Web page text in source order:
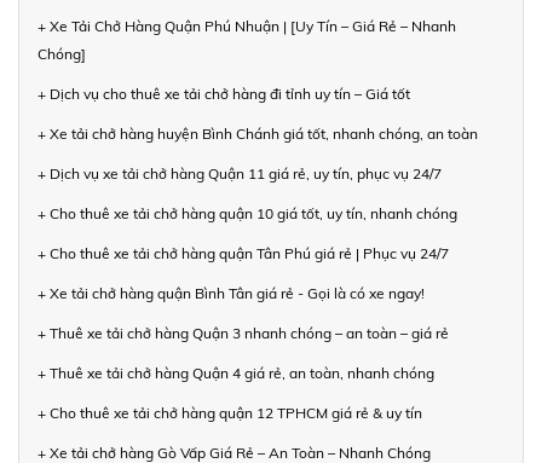
+ Xe Tải Chở Hàng Quận Phú Nhuận | [Uy Tín – Giá Rẻ – Nhanh
Chóng]
+ Dịch vụ cho thuê xe tải chở hàng đi tỉnh uy tín – Giá tốt
+ Xe tải chở hàng huyện Bình Chánh giá tốt, nhanh chóng, an toàn
+ Dịch vụ xe tải chở hàng Quận 11 giá rẻ, uy tín, phục vụ 24/7
+ Cho thuê xe tải chở hàng quận 10 giá tốt, uy tín, nhanh chóng
+ Cho thuê xe tải chở hàng quận Tân Phú giá rẻ | Phục vụ 24/7
+ Xe tải chở hàng quận Bình Tân giá rẻ - Gọi là có xe ngay!
+ Thuê xe tải chở hàng Quận 3 nhanh chóng – an toàn – giá rẻ
+ Thuê xe tải chở hàng Quận 4 giá rẻ, an toàn, nhanh chóng
+ Cho thuê xe tải chở hàng quận 12 TPHCM giá rẻ & uy tín
+ Xe tải chở hàng Gò Vấp Giá Rẻ – An Toàn – Nhanh Chóng